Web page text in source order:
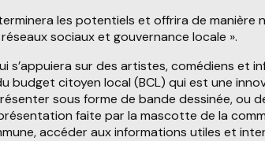
les potentiels et offrira de
sociaux et gouvernance locale ».
sur des artistes, comédiens et
citoyen local (BCL) qui est une
sous forme de bande dessinée, ou
faite par la mascotte de la
accéder aux informations utiles et